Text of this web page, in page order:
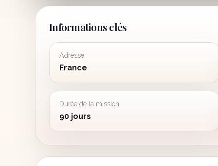
Informations clés
Adresse
France
Durée de la mission
90 jours